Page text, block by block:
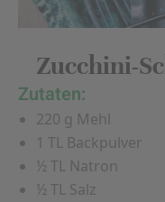
Zucchini-
Zutaten:
220 g Mehl
1 TL Backpulver
½ TL Natron
½ TL Salz